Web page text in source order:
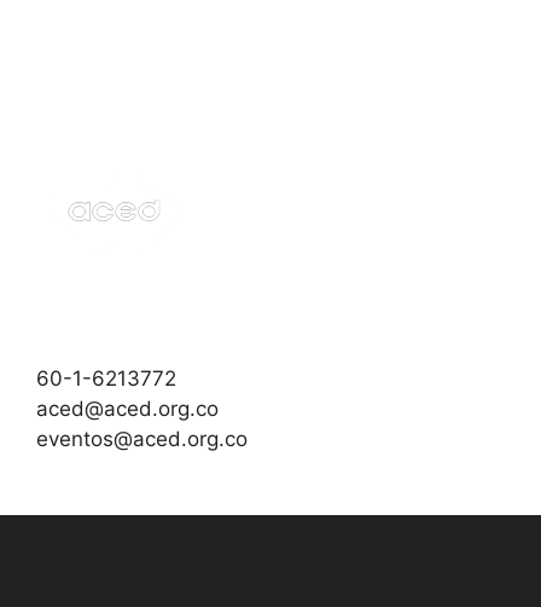
60-1-6213772
aced@aced.org.co
eventos@aced.org.co